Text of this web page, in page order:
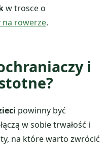
w trosce o
na rowerze.
i
powinny być
w sobie trwałość i
na które warto zwrócić